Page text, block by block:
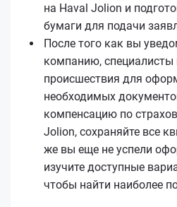
на Haval Jolion и
бумаги для подачи
После того как вы
компанию, специалисты
происшествия для
необходимых
компенсацию по
Jolion, сохраняйте все
же вы еще не успели
изучите доступные
чтобы найти наиболее